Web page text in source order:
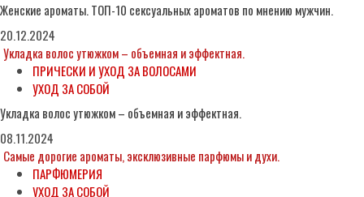
Женские ароматы. ТОП-10 сексуальных ароматов по мнению мужчин.
20.12.2024
Укладка волос утюжком – объемная и эффектная.
ПРИЧЕСКИ И УХОД ЗА ВОЛОСАМИ
УХОД ЗА СОБОЙ
Укладка волос утюжком – объемная и эффектная.
08.11.2024
Самые дорогие ароматы, эксклюзивные парфюмы и духи.
ПАРФЮМЕРИЯ
УХОД ЗА СОБОЙ